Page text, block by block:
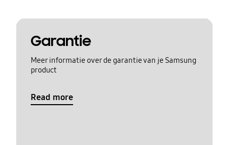
Garantie
Meer informatie over de garantie van je Samsung
product
Read more